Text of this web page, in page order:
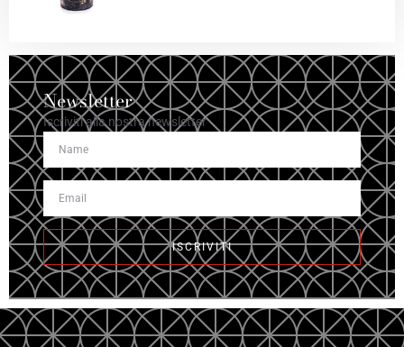
Newsletter
Iscriviti alla nostra newsletter
ISCRIVITI